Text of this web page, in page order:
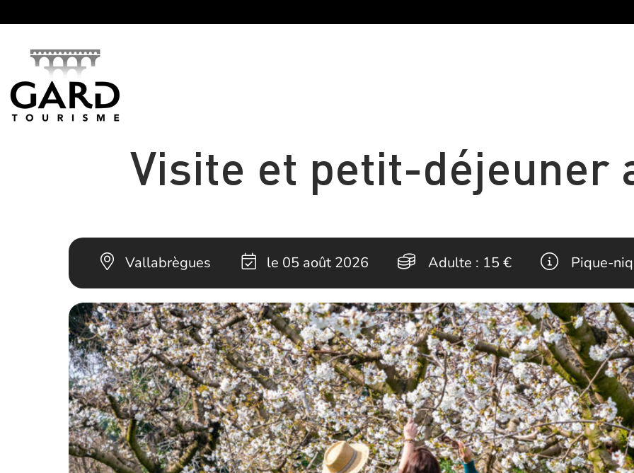
Visite et petit-déjeuner
Vallabrègues le 05 août 2026 Adulte : 15 € Pique-